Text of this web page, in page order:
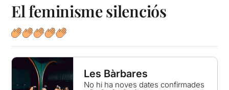
El feminisme silenciós
Les Bàrbares
No hi ha noves dates confirmades